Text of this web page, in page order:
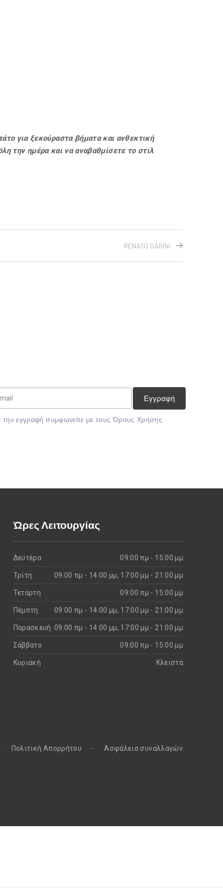
για ξεκούραστα βήματα και ανθεκτική
την ημέρα και να αναβαθμίσετε το στιλ
RENATO GARINI
την εγγραφή συμφωνείτε με τουςΌρους Χρήσης
Ώρες Λειτουργίας
Δευτέρα 09:00 πμ - 15:00 μμ
Τρίτη 09:00 πμ - 14:00 μμ, 17:00 μμ - 21:00 μμ
Τετάρτη 09:00 πμ - 15:00 μμ
Πέμπτη 09:00 πμ - 14:00 μμ, 17:00 μμ - 21:00 μμ
Παρασκευή 09:00 πμ - 14:00 μμ, 17:00 μμ - 21:00 μμ
Σάββατο 09:00 πμ - 15:00 μμ
Κυριακή Kλειστά
Πολιτική Απορρήτου Aσφάλεια συναλλαγών